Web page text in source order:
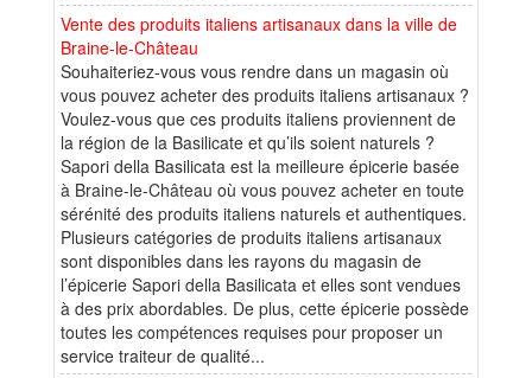
Vente des produits italiens artisanaux dans la ville de
Braine-le-Château
Souhaiteriez-vous vous rendre dans un magasin où
vous pouvez acheter des produits italiens artisanaux ?
Voulez-vous que ces produits italiens proviennent de
la région de la Basilicate et qu’ils soient naturels ?
Sapori della Basilicata est la meilleure épicerie basée
à Braine-le-Château où vous pouvez acheter en toute
sérénité des produits italiens naturels et authentiques.
Plusieurs catégories de produits italiens artisanaux
sont disponibles dans les rayons du magasin de
l’épicerie Sapori della Basilicata et elles sont vendues
à des prix abordables. De plus, cette épicerie possède
toutes les compétences requises pour proposer un
service traiteur de qualité...